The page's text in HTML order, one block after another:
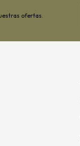
ofertas.